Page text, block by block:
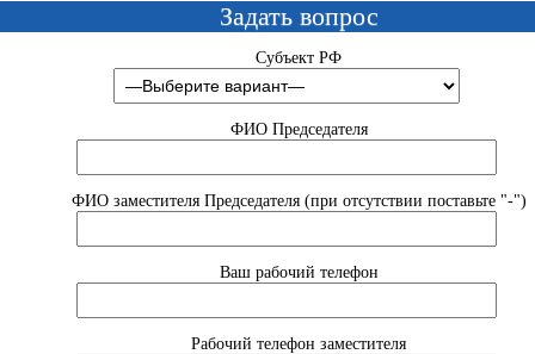
Задать вопрос
Субъект РФ
ФИО Председателя
ФИО заместителя Председателя (при отсутствии поставьте "-")
Ваш рабочий телефон
Рабочий телефон заместителя